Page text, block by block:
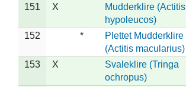
151 X
Mudderklire (Actitis
hypoleucos)
152 *
Plettet Mudderklire
(Actitis macularius)
153 X
Svaleklire (Tringa
ochropus)